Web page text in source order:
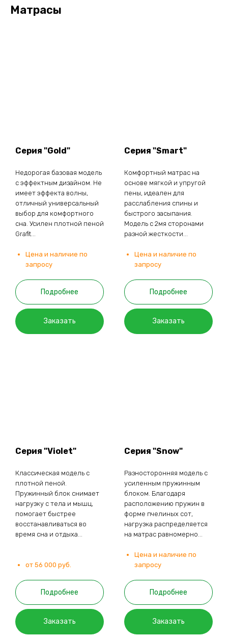
Матрасы
Серия "Gold"
Недорогая базовая модель
с эффектным дизайном. Не
имеет эффекта волны,
отличный универсальный
выбор для комфортного
сна. Усилен плотной пеной
Grafit...
Цена и наличие по
запросу
Подробнее
Заказать
Серия "Smart"
Комфортный матрас на
основе мягкой и упругой
пены, идеален для
расслабления спины и
быстрого засыпания.
Модель с 2мя сторонами
разной жесткости...
Цена и наличие по
запросу
Подробнее
Заказать
Серия "Violet"
Классическая модель с
плотной пеной.
Пружинный блок снимает
нагрузку с тела и мышц,
помогает быстрее
восстанавливаться во
время сна и отдыха...
от 56 000 руб.
Подробнее
Заказать
Серия "Snow"
Разносторонняя модель с
усиленным пружинным
блоком. Благодаря
расположению пружин в
форме пчелиных сот,
нагрузка распределяется
на матрас равномерно...
Цена и наличие по
запросу
Подробнее
Заказать